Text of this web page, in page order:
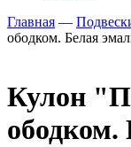
Главная —
ободком. Белая
Кулон
ободком.